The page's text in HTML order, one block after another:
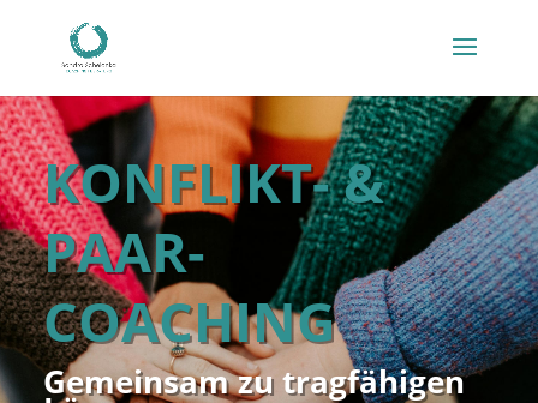
KONFLIKT- &
PAAR-
COACHING
Gemeinsam zu tragfähigen